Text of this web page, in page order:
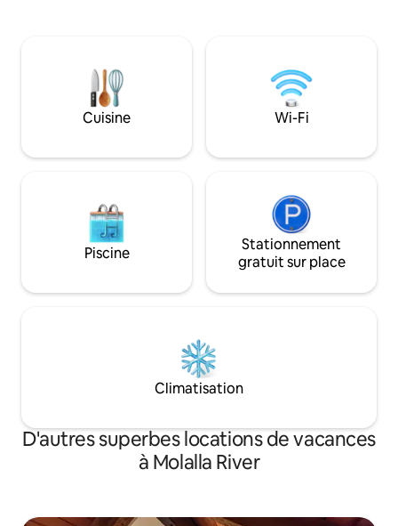
mobile personnalisé, il s'ouvre
complètement sur l'extérieur, amenant
la montagne directement dans votre
séjour pour des levers de soleil, des
du mont Hood inoubliables.
peut accueillir
un lit Queen Size
un loft Queen
échelle. Le salon
barbecue au gaz
Cuisine Wi-Fi
Piscine
Stationnement
gratuit sur place
Climatisation
D'autres superbes locations de vacances
à Molalla River